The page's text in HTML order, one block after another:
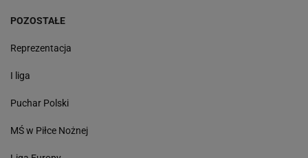
POZOSTAŁE
Reprezentacja
I liga
Puchar Polski
MŚ w Piłce Nożnej